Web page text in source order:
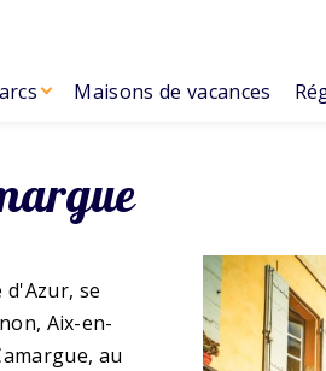
Maisons de vacances
d'Azur, se
Aix-en-
au